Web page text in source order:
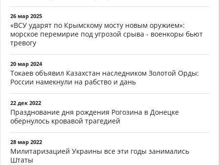
26 мар 2025
«ВСУ ударят по Крымскому мосту новым оружием»:
морское перемирие под угрозой срыва - военкоры бьют
тревогу
20 мар 2024
Токаев объявил Казахстан наследником Золотой Орды:
России намекнули на рабство и дань
22 дек 2022
Празднование дня рождения Рогозина в Донецке
обернулось кровавой трагедией
28 мар 2022
Милитаризацией Украины все эти годы занимались
Штаты